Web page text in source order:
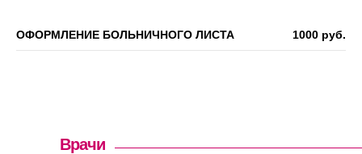
ОФОРМЛЕНИЕ БОЛЬНИЧНОГО ЛИСТА 1000 руб.
Врачи